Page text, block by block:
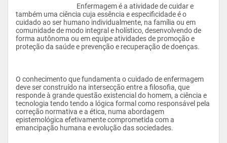
também uma ciência cuja essência e especificidade é o
cuidado ao ser humano individualmente, na família ou em
comunidade de modo integral e holístico, desenvolvendo de
forma autônoma ou em equipe atividades de promoção e
proteção da saúde e prevenção e recuperação de doenças.
O conhecimento que fundamenta o cuidado de enfermagem
deve ser construído na intersecção entre a filosofia, que
responde à grande questão existencial do homem, a ciência e
tecnologia tendo tendo a lógica formal como responsável pela
correção normativa e a ética, numa abordagem
epistemológica efetivamente comprometida com a
emancipação humana e evolução das sociedades.